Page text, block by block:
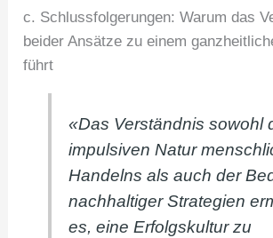
c. Schlussfolgerungen: Warum das
beider Ansätze zu einem
führt
«Das Verständnis sowohl
impulsiven Natur
Handelns als auch der
nachhaltiger Strategien
es, eine Erfolgskultur zu